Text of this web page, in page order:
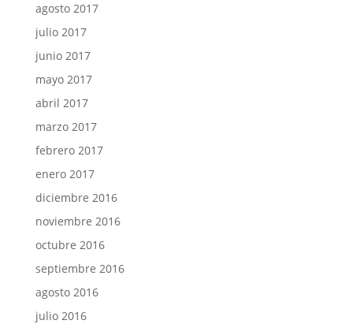
agosto 2017
julio 2017
junio 2017
mayo 2017
abril 2017
marzo 2017
febrero 2017
enero 2017
diciembre 2016
noviembre 2016
octubre 2016
septiembre 2016
agosto 2016
julio 2016